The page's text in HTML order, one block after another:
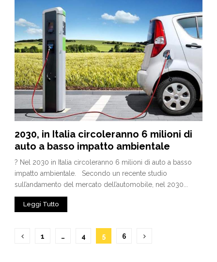
2030, in Italia circoleranno 6 milioni di
auto a basso impatto ambientale
? Nel 2030 in Italia circoleranno 6 milioni di auto a basso
impatto ambientale. Secondo un recente studio
sull’andamento del mercato dell’automobile, nel 2030...
Leggi Tutto
Paginazione
1 … 4 5 6